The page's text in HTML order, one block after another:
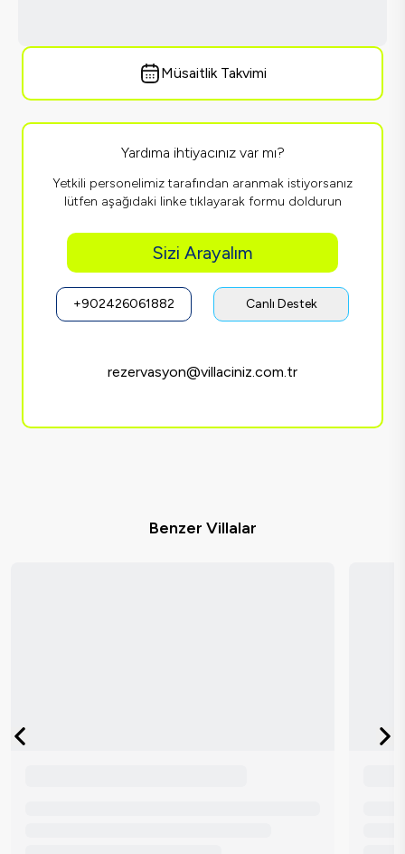
Müsaitlik Takvimi
Yardıma ihtiyacınız var mı?
Yetkili personelimiz tarafından aranmak istiyorsanız
lütfen aşağıdaki linke tıklayarak formu doldurun
Sizi Arayalım
+902426061882 Canlı Destek
rezervasyon@villaciniz.com.tr
Benzer Villalar